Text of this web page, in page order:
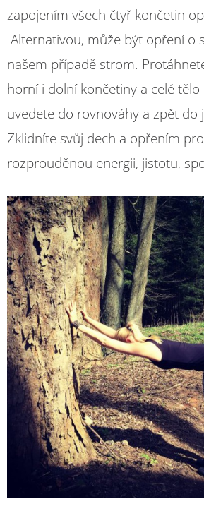
zapojením všech čtyř končetin
Alternativou, může být opření o
našem případě strom.
horní i dolní končetiny a celé
uvedete do rovnováhy a zpět do
Zklidníte svůj dech a opřením
rozprouděnou energii, jistotu,